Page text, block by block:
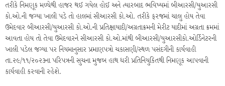
તરીકે નિમણૂક મળ્યેથી હાજર થઈ ગયેલ હોઈ અને ત્યારબાદ ભવિષ્યમાં બીઆરસી/યુઆરસી
કો.ઓ.ની જગ્યા ખાલી પડે તો હાલમાં સીઆરસી કો.ઓ. તરીકે ફરજમાં ચાલુ હોય તેવા
ઉમેદવાર બીઆરસી/યુઆરસી કો.ઓ.ની પ્રતિક્ષાયાદી/અગ્રતાક્રમની મેરીટ યાદીમાં અગ્રતા ક્રમમાં
આવતા હોય તો તેવા ઉમેદવારને સીઆરસી કો.ઓ.માંથી બીઆરસી/યુઆરસીકો.ઓર્ડિનેટરની
ખાલી પડેલ જગ્યા પર નિયમાનુસાર પ્રમાણપત્રો ચકાસણી/સ્થળ પસંદગીની કાર્યવાહી
તા.૨૯/૧૧/૨૦૨૩ના પરિપત્રની સુચના મુજબ હાથ ધરી પ્રતિનિયુકિતથી નિમણૂક આપવાની
કાર્યવાહી કરવાની રહેશે.